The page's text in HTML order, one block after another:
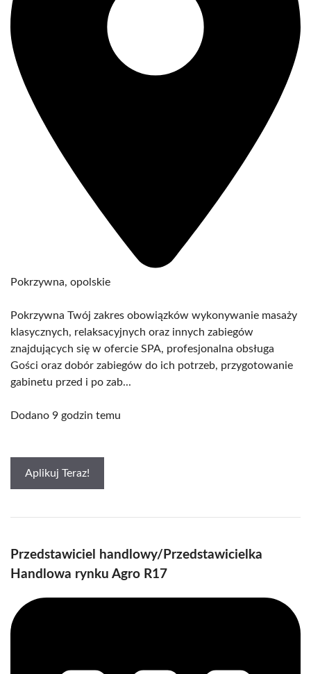
Pokrzywna, opolskie
Pokrzywna Twój zakres obowiązków wykonywanie masaży
klasycznych, relaksacyjnych oraz innych zabiegów
znajdujących się w ofercie SPA, profesjonalna obsługa
Gości oraz dobór zabiegów do ich potrzeb, przygotowanie
gabinetu przed i po zab...
Dodano 9 godzin temu
Aplikuj Teraz!
Przedstawiciel handlowy/Przedstawicielka
Handlowa rynku Agro R17